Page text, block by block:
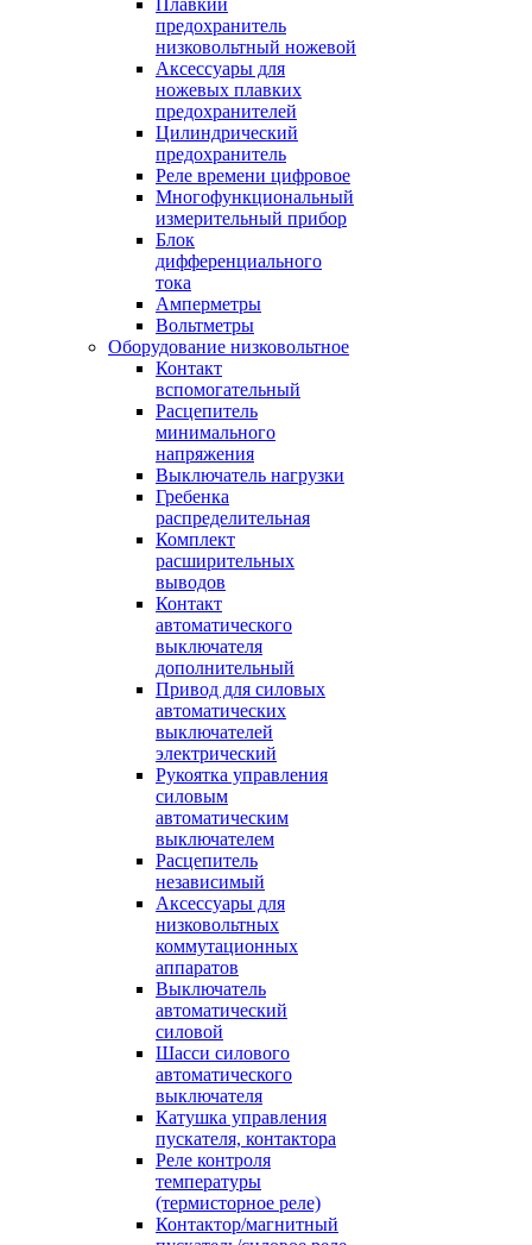
Плавкий
предохранитель
низковольтный ножевой
Аксессуары для
ножевых плавких
предохранителей
Цилиндрический
предохранитель
Реле времени цифровое
Многофункциональный
измерительный прибор
Блок
дифференциального
тока
Амперметры
Вольтметры
Оборудование низковольтное
Контакт
вспомогательный
Расцепитель
минимального
напряжения
Выключатель нагрузки
Гребенка
распределительная
Комплект
расширительных
выводов
Контакт
автоматического
выключателя
дополнительный
Привод для силовых
автоматических
выключателей
электрический
Рукоятка управления
силовым
автоматическим
выключателем
Расцепитель
независимый
Аксессуары для
низковольтных
коммутационных
аппаратов
Выключатель
автоматический
силовой
Шасси силового
автоматического
выключателя
Катушка управления
пускателя, контактора
Реле контроля
температуры
(термисторное реле)
Контактор/магнитный